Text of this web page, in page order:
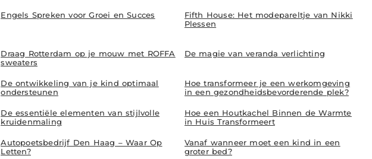
Engels Spreken voor Groei en Succes
Fifth House: Het modepareltje van Nikki
Plessen
Draag Rotterdam op je mouw met ROFFA
sweaters
De magie van veranda verlichting
De ontwikkeling van je kind optimaal
ondersteunen
Hoe transformeer je een werkomgeving
in een gezondheidsbevorderende plek?
De essentiële elementen van stijlvolle
kruidenmaling
Hoe een Houtkachel Binnen de Warmte
in Huis Transformeert
Autopoetsbedrijf Den Haag – Waar Op
Letten?
Vanaf wanneer moet een kind in een
groter bed?